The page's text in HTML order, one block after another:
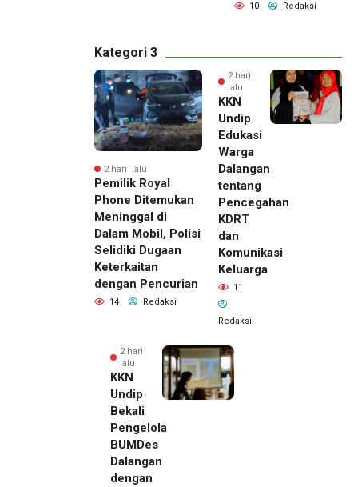
10 Redaksi
Kategori 3
2 hari lalu
Pemilik Royal
Phone Ditemukan
Meninggal di
Dalam Mobil, Polisi
Selidiki Dugaan
Keterkaitan
dengan Pencurian
14 Redaksi
2 hari
lalu
KKN
Undip
Edukasi
Warga
Dalangan
tentang
Pencegahan
KDRT
dan
Komunikasi
Keluarga
11
Redaksi
2 hari
lalu
KKN
Undip
Bekali
Pengelola
BUMDes
Dalangan
dengan